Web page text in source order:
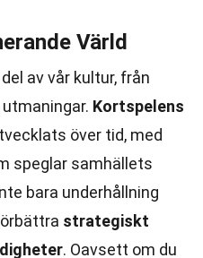
Värld
av vår kultur, från
Kortspelens
över tid, med
speglar samhällets
bara underhållning
strategiskt
. Oavsett om du